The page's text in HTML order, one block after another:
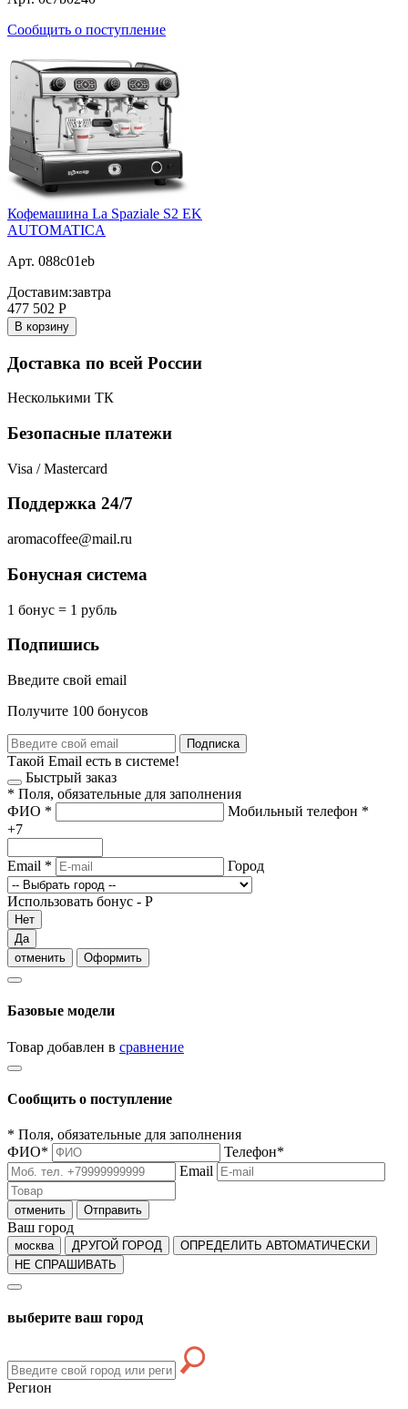
Сообщить о поступление
Кофемашина La Spaziale S2 EK
AUTOMATICA
Арт. 088c01eb
Доставим:завтра
477 502 Р
В корзину
Доставка по всей России
Несколькими ТК
Безопасные платежи
Visa / Mastercard
Поддержка 24/7
aromacoffee@mail.ru
Бонусная система
1 бонус = 1 рубль
Подпишись
Введите свой email
Получите 100 бонусов
Подписка
Такой Email есть в системе!
Быстрый заказ
* Поля, обязательные для заполнения
ФИО * Мобильный телефон *
+7
Email * Город
Использовать бонус - Р
Нет
Да
отменить
Оформить
Базовые модели
Товар добавлен в сравнение
Сообщить о поступление
* Поля, обязательные для заполнения
ФИО* Телефон*
Email
отменить Отправить
Ваш город
москва ДРУГОЙ ГОРОД
ОПРЕДЕЛИТЬ АВТОМАТИЧЕСКИ
НЕ СПРАШИВАТЬ
выберите ваш город
Регион